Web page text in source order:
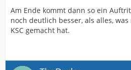
Am Ende kommt dann so ein
noch deutlich besser, als alles,
KSC gemacht hat.